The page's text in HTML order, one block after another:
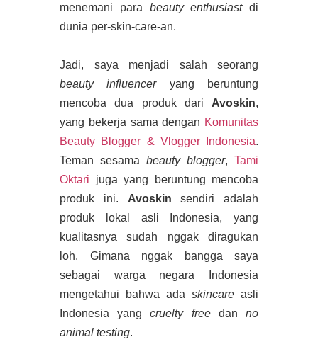
menemani para beauty enthusiastdi
dunia per-skin-care-an.
Jadi, saya menjadi salah seorang
beauty influenceryang beruntung
mencoba dua produk dari Avoskin,
yang bekerja sama dengan Komunitas
Beauty Blogger & Vlogger Indonesia.
Teman sesama beauty blogger, Tami
Oktari juga yang beruntung mencoba
produk ini. Avoskin sendiri adalah
produk lokal asli Indonesia, yang
kualitasnya sudah nggak diragukan
loh. Gimana nggak bangga saya
sebagai warga negara Indonesia
mengetahui bahwa ada skincare asli
Indonesia yangcruelty freedanno
animal testing.